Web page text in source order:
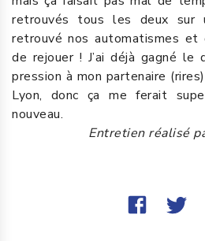
retrouvés tous les deux sur
retrouvé nos automatismes
de rejouer ! J’ai déjà gagné
pression à mon partenaire
Lyon, donc ça me ferait
nouveau.
Entretien réalisé